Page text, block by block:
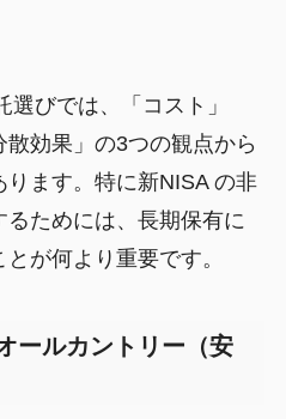
びでは、「コスト」
散効果」の3つの観点から
ます。特に新NISA の非
ためには、長期保有に
が何より重要です。
ールカントリー（安